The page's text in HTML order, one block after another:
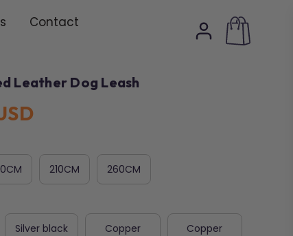
Contact
Leather Dog Leash
210CM 260CM
Silver black
Copper
Copper